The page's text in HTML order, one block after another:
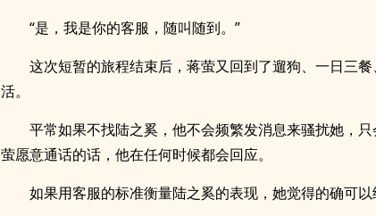
“是，我是你的客服，随叫随到。”
这次短暂的旅程结束后，蒋萤又回到了遛狗、一日三
活。
平常如果不找陆之奚，他不会频繁发消息来骚扰她，
萤愿意通话的话，他在任何时候都会回应。
如果用客服的标准衡量陆之奚的表现，她觉得的确可以